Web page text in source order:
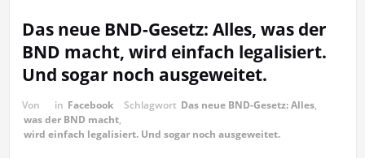
Das neue BND-Gesetz: Alles, was der
BND macht, wird einfach legalisiert.
Und sogar noch ausgeweitet.
Von in Facebook Schlagwort Das neue BND-Gesetz: Alles,
was der BND macht,
wird einfach legalisiert. Und sogar noch ausgeweitet.